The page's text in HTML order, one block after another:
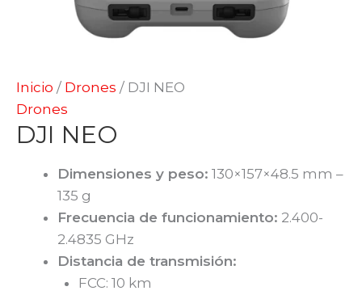
Inicio / Drones / DJI NEO
Drones
DJI NEO
Dimensiones y peso: 130×157×48.5 mm –
135 g
Frecuencia de funcionamiento: 2.400-
2.4835 GHz
Distancia de transmisión:
FCC: 10 km